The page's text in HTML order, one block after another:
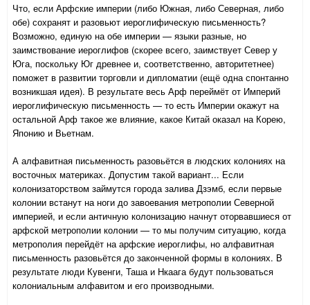
Что, если Арфские империи (либо Южная, либо Северная, либо
обе) сохранят и разовьют иероглифическую письменность?
Возможно, единую на обе империи — языки разные, но
заимствование иероглифов (скорее всего, заимствует Север у
Юга, поскольку Юг древнее и, соответственно, авторитетнее)
поможет в развитии торговли и дипломатии (ещё одна спонтанно
возникшая идея). В результате весь Арф переймёт от Империй
иероглифическую письменность — то есть Империи окажут на
остальной Арф такое же влияние, какое Китай оказал на Корею,
Японию и Вьетнам.
А алфавитная письменность разовьётся в людских колониях на
восточных материках. Допустим такой вариант... Если
колонизаторством займутся города залива Дзэмб, если первые
колонии встанут на ноги до завоевания метрополии Северной
империей, и если античную колонизацию начнут оторвавшиеся от
арфской метрополии колонии — то мы получим ситуацию, когда
метрополия перейдёт на арфские иероглифы, но алфавитная
письменность разовьётся до законченной формы в колониях. В
результате люди Кувенги, Таша и Нкаага будут пользоваться
колониальным алфавитом и его производными.